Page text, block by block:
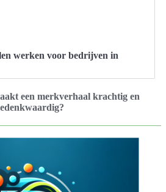
werken voor bedrijven in
een merkverhaal krachtig en